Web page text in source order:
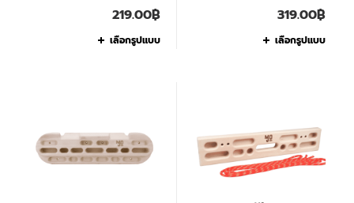
219.00฿
เลือกรูปแบบ
319.00฿
เลือกรูปแบบ